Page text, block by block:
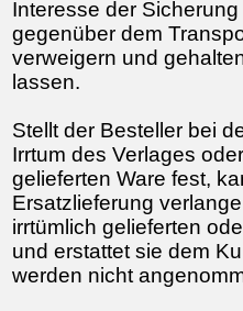
Interesse der
gegenüber dem
verweigern und
lassen.
Stellt der Besteller bei
Irrtum des Verlages
gelieferten Ware fest,
Ersatzlieferung
irrtümlich gelieferten
und erstattet sie dem
werden nicht